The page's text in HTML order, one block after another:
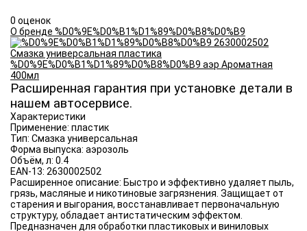
0 оценок
О бренде %D0%9E%D0%B1%D1%89%D0%B8%D0%B9
Расширенная гарантия при установке детали в
нашем автосервисе.
Характеристики
Применение: пластик
Тип: Смазка универсальная
Форма выпуска: аэрозоль
Объём, л: 0.4
EAN-13: 2630002502
Расширенное описание: Быстро и эффективно удаляет пыль,
грязь, масляные и никотиновые загрязнения. Защищает от
старения и выгорания, восстанавливает первоначальную
структуру, обладает антистатическим эффектом.
Предназначен для обработки пластиковых и виниловых